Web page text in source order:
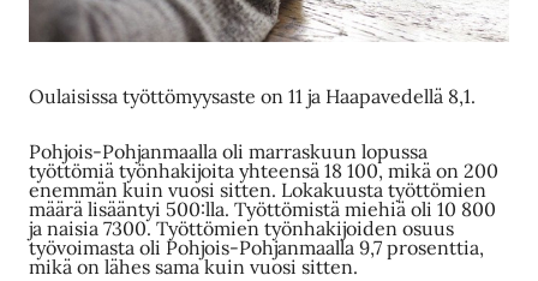
Oulaisissa työttömyysaste on 11 ja Haapavedellä 8,1.
Pohjois-Pohjanmaalla oli marraskuun lopussa
työttömiä työnhakijoita yhteensä 18 100, mikä on 200
enemmän kuin vuosi sitten. Lokakuusta työttömien
määrä lisääntyi 500:lla. Työttömistä miehiä oli 10 800
ja naisia 7300. Työttömien työnhakijoiden osuus
työvoimasta oli Pohjois-Pohjanmaalla 9,7 prosenttia,
mikä on lähes sama kuin vuosi sitten.